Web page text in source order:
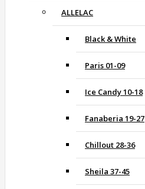
ALLELAC
Black & White
Paris 01-09
Ice Candy 10-18
Fanaberia 19-27
Chillout 28-36
Sheila 37-45